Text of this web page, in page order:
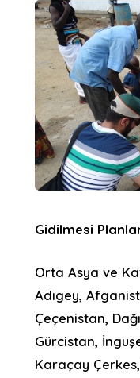
Gidilmesi
Orta Asya ve
Adıgey,
Çeçenistan,
Gürcistan,
Karaçay